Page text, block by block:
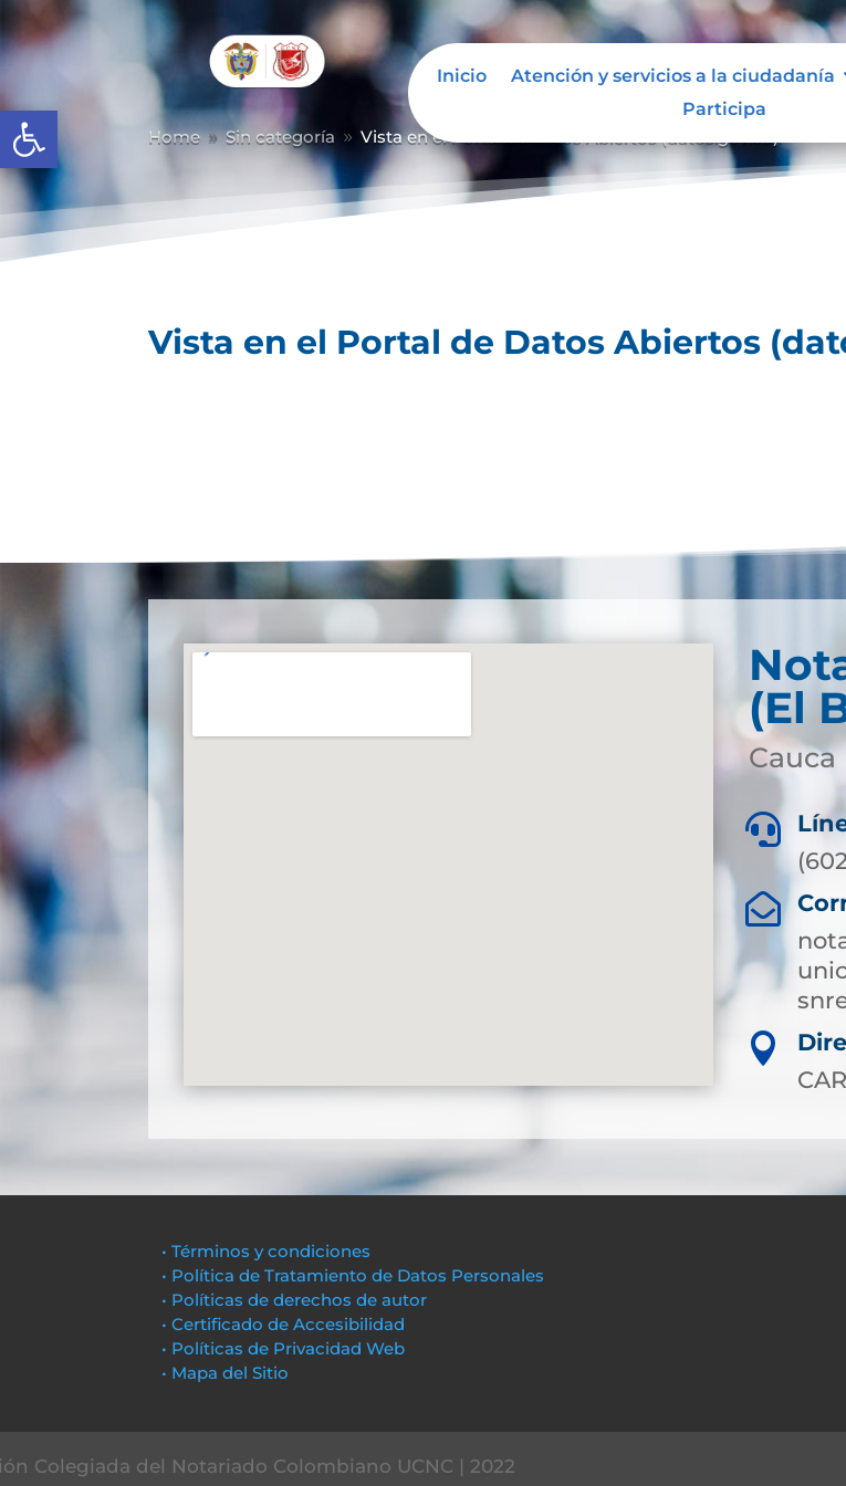
Abrir barra de herramientas
Inicio Atención y servicios a la ciudadanía
Participa
Home 9 Sin categoría 9 Vista en el Portal de Datos Abiertos (datos.gov.co).
Vista en el Portal de Datos Abiertos
(El
Cauca



• Términos y condiciones
• Política de Tratamiento de Datos Personales
• Políticas de derechos de autor
• Certificado de Accesibilidad
• Políticas de Privacidad Web
• Mapa del Sitio
Colegiada del Notariado Colombiano UCNC | 2022